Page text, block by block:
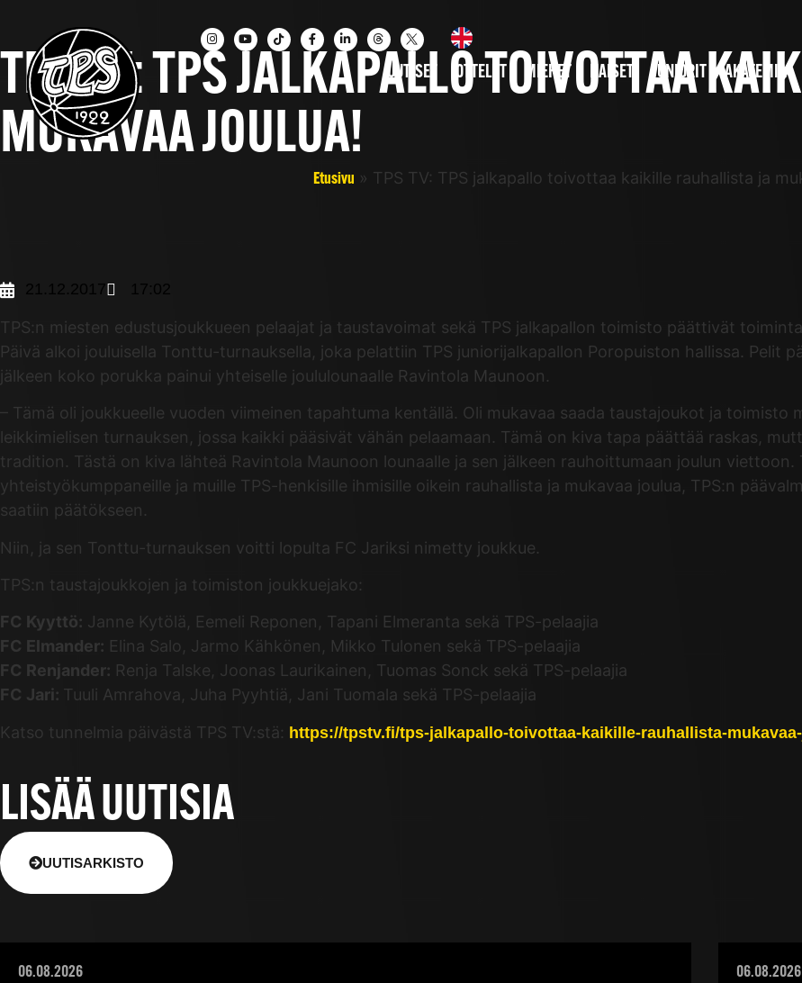
UUTISET OTTELUT MIEHET NAISET JUNIORIT AKATEMIA
TPS TV: TPS JALKAPALLO TOIVOTTAA
MUKAVAA JOULUA!
Etusivu » TPS TV: TPS jalkapallo toivottaa kaikille rauhallista ja
TPS:n miesten edustusjoukkueen pelaajat ja taustavoimat sekä TPS jalkapallon toimisto päättivät
Päivä alkoi jouluisella Tonttu-turnauksella, joka pelattiin TPS juniorijalkapallon Poropuiston hallissa. Pelit
jälkeen koko porukka painui yhteiselle joululounaalle Ravintola Maunoon.
– Tämä oli joukkueelle vuoden viimeinen tapahtuma kentällä. Oli mukavaa saada taustajoukot ja toimisto
leikkimielisen turnauksen, jossa kaikki pääsivät vähän pelaamaan. Tämä on kiva tapa päättää raskas,
tradition. Tästä on kiva lähteä Ravintola Maunoon lounaalle ja sen jälkeen rauhoittumaan joulun
yhteistyökumppaneille ja muille TPS-henkisille ihmisille oikein rauhallista ja mukavaa joulua, TPS:n
saatiin päätökseen.
Niin, ja sen Tonttu-turnauksen voitti lopulta FC Jariksi nimetty joukkue.
TPS:n taustajoukkojen ja toimiston joukkuejako:
FC Kyyttö: Janne Kytölä, Eemeli Reponen, Tapani Elmeranta sekä TPS-pelaajia
FC Elmander: Elina Salo, Jarmo Kähkönen, Mikko Tulonen sekä TPS-pelaajia
FC Renjander: Renja Talske, Joonas Laurikainen, Tuomas Sonck sekä TPS-pelaajia
FC Jari: Tuuli Amrahova, Juha Pyyhtiä, Jani Tuomala sekä TPS-pelaajia
Katso tunnelmia päivästä TPS TV:stä: https://tpstv.fi/tps-jalkapallo-toivottaa-kaikille-rauhallista-
LISÄÄ UUTISIA
UUTISARKISTO
06.08.2026
06.08.2026